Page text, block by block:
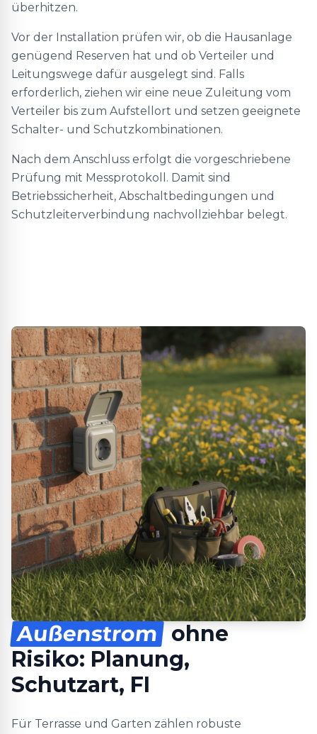
überhitzen.
Vor der Installation prüfen wir, ob die Hausanlage
genügend Reserven hat und ob Verteiler und
Leitungswege dafür ausgelegt sind. Falls
erforderlich, ziehen wir eine neue Zuleitung vom
Verteiler bis zum Aufstellort und setzen geeignete
Schalter- und Schutzkombinationen.
Nach dem Anschluss erfolgt die vorgeschriebene
Prüfung mit Messprotokoll. Damit sind
Betriebssicherheit, Abschaltbedingungen und
Schutzleiterverbindung nachvollziehbar belegt.
Außenstrom ohne
Risiko: Planung,
Schutzart, FI
Für Terrasse und Garten zählen robuste